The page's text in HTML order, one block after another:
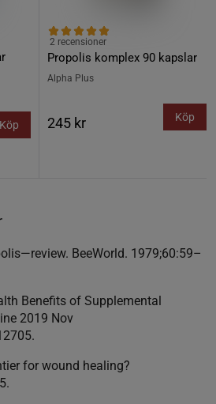
Köp
Propolis komplex 90 kapslar
2 recensioner
Alpha Plus
245 kr Köp
BeeWorld. 1979;60:59–
Benefits of Supplemental
2019 Nov
for wound healing?